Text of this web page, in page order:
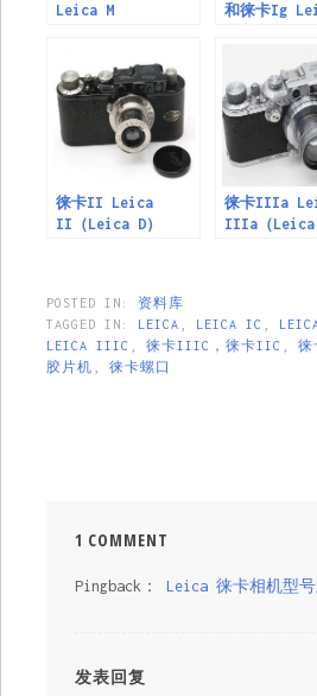
Leica M
和徕卡Ig
Leica
徕卡II Leica
II（Leica D）
徕卡IIIa
IIIa（Leica
POSTED IN: 资料库
TAGGED IN:
LEICA , LEICA IC ,
LEICA IIIC , 徕卡IIIC，徕卡IIC , 徕
胶片机 , 徕卡螺口
1 COMMENT
Pingback： Leica 徕卡相机型
发表回复